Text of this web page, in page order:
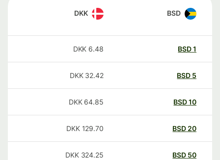
BSD
DKK
BSD
6.48
DKK
BSD
32.42
DKK
BSD
64.85
DKK
20
BSD
129.70
DKK
50
BSD
324.25
DKK